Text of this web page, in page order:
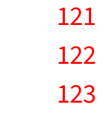
121
122
123